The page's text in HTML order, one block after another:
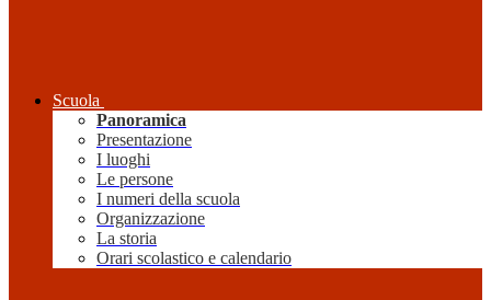
Scuola
Panoramica
Presentazione
I luoghi
Le persone
I numeri della scuola
Organizzazione
La storia
Orari scolastico e calendario